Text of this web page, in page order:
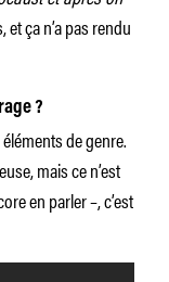
et ça n’a pas rendu
?
de genre.
mais ce n’est
en parler –, c’est